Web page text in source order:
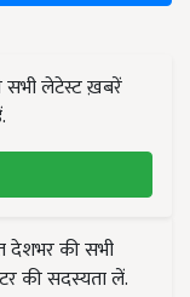
सभी लेटेस्ट ख़बरें
देशभर की सभी
की सदस्यता लें.